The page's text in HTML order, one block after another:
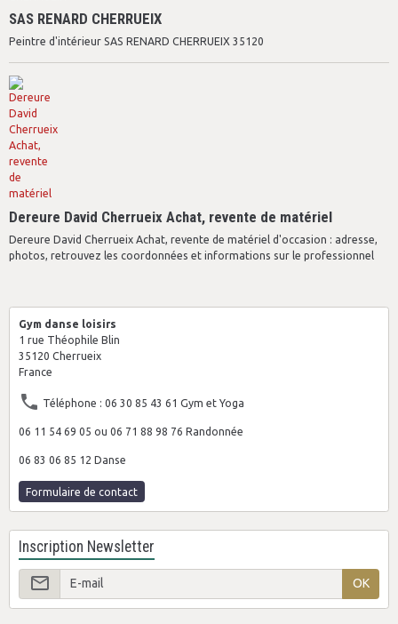
SAS RENARD CHERRUEIX
Peintre d'intérieur SAS RENARD CHERRUEIX 35120
Dereure David Cherrueix Achat, revente de matériel
Dereure David Cherrueix Achat, revente de matériel d'occasion : adresse,
photos, retrouvez les coordonnées et informations sur le professionnel
Gym danse loisirs
1 rue Théophile Blin
35120 Cherrueix
France
Téléphone : 06 30 85 43 61 Gym et Yoga
06 11 54 69 05 ou 06 71 88 98 76 Randonnée
06 83 06 85 12 Danse
Formulaire de contact
Inscription Newsletter
OK